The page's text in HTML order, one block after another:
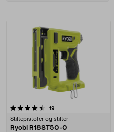
Produkter
19
Stiftepistoler og stifter
Ryobi R18ST50-0
4.5 av 5 stjerner